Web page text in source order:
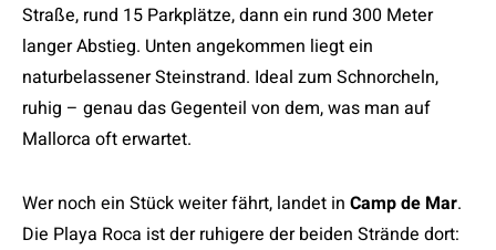
Straße, rund 15 Parkplätze, dann ein rund 300 Meter
langer Abstieg. Unten angekommen liegt ein
naturbelassener Steinstrand. Ideal zum Schnorcheln,
ruhig – genau das Gegenteil von dem, was man auf
Mallorca oft erwartet.
Wer noch ein Stück weiter fährt, landet in Camp de Mar.
Die Playa Roca ist der ruhigere der beiden Strände dort: